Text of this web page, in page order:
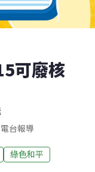
可廢核
台報導
綠色和平